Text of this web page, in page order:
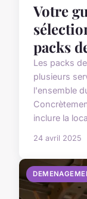
Votre
packs
Les packs
plusieurs
l'ensemble
inclure la
24 avril 2025